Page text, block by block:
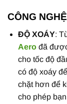
CÔNG NGHỆ
ĐỘ XOÁY:
Aerođã
cho tốc độ
có độ xoáy
chặt hơn để
cho phép